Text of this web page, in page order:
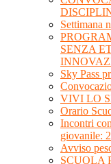
Settimana
SENZA
Sky Pass
VIVI LO
Orario
Incontri
giovanile:
Avviso
SCUOLA